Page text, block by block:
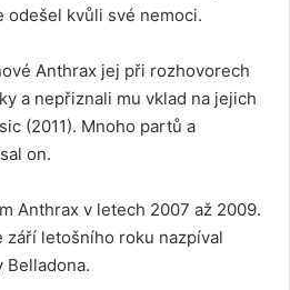
odešel kvůli své nemoci.
Anthrax jej při rozhovorech
a nepřiznali mu vklad na jejich
(2011). Mnoho partů a
on.
Anthrax v letech 2007 až 2009.
září letošního roku nazpíval
Belladona.